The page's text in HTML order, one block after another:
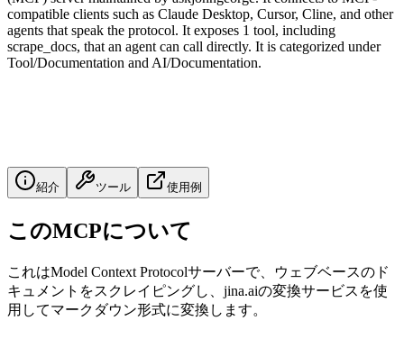
compatible clients such as Claude Desktop, Cursor, Cline, and other
agents that speak the protocol. It exposes 1 tool, including
scrape_docs, that an agent can call directly. It is categorized under
Tool/Documentation and AI/Documentation.
紹介 ツール 使用例
このMCPについて
これはModel Context Protocolサーバーで、ウェブベースのド
キュメントをスクレイピングし、jina.aiの変換サービスを使
用してマークダウン形式に変換します。